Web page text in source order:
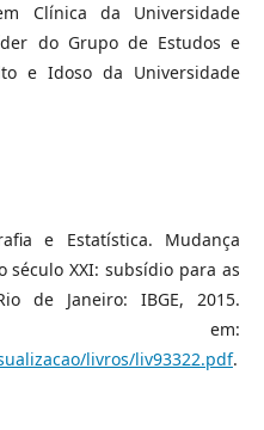
Clínica da Universidade
do Grupo de Estudos e
e Idoso da Universidade
e Estatística. Mudança
século XXI: subsídio para as
de Janeiro: IBGE, 2015.
em:
livros/liv93322.pdf.